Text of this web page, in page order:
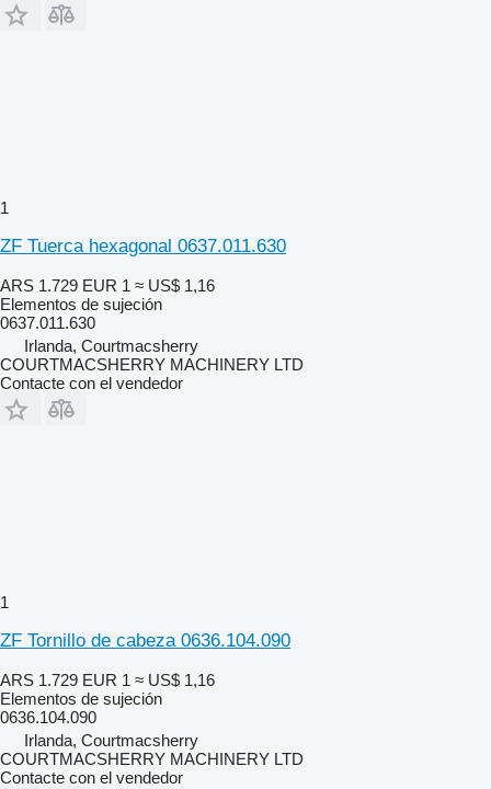
1
ZF Tuerca hexagonal 0637.011.630
ARS 1.729 EUR 1 ≈ US$ 1,16
Elementos de sujeción
0637.011.630
Irlanda, Courtmacsherry
COURTMACSHERRY MACHINERY LTD
Contacte con el vendedor
1
ZF Tornillo de cabeza 0636.104.090
ARS 1.729 EUR 1 ≈ US$ 1,16
Elementos de sujeción
0636.104.090
Irlanda, Courtmacsherry
COURTMACSHERRY MACHINERY LTD
Contacte con el vendedor